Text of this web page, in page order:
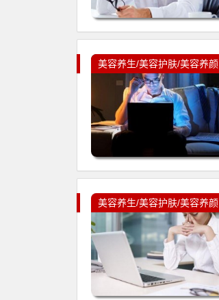
美容养生/美容护肤/美容养颜
美容养生/美容护肤/美容养颜